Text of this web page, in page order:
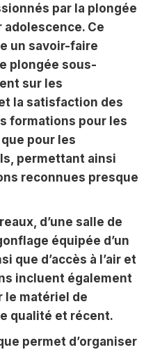
par la plongée
Ce
un savoir-faire
plongée sous-
sur les
la satisfaction des
formations pour les
pour les
permettant ainsi
reconnues presque
d’une salle de
équipée d’un
que d’accès à l’air et
incluent également
le matériel de
qualité et récent.
permet d’organiser